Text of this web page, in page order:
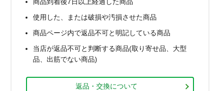
使用した、または破損や汚損させた商品
商品ページ内で返品不可と明記している商品
当店が返品不可と判断する商品(取り寄せ品、大型
品、出筋でない商品)
返品・交換について